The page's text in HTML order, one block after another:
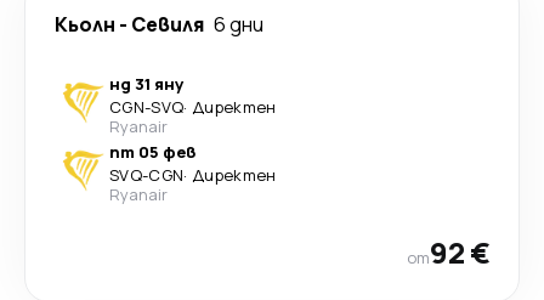
Кьолн - Севиля 6 дни
нд 31 яну
CGN-SVQ· Директен
Ryanair
пт 05 фев
SVQ-CGN· Директен
Ryanair
от92 €